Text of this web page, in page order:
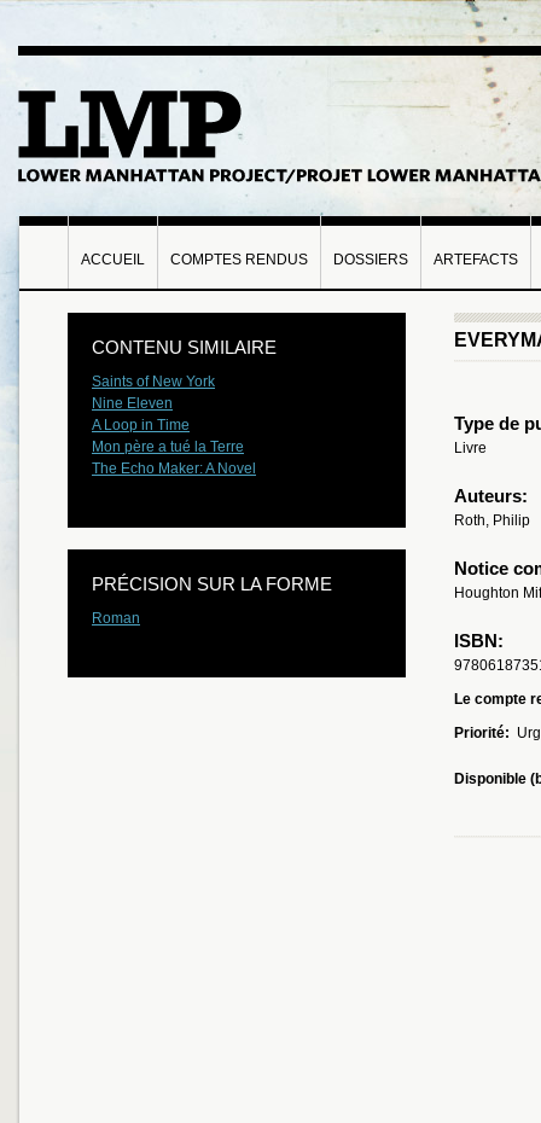
ACCUEIL COMPTES RENDUS DOSSIERS ARTEFACTS
Type de
Livre
Auteurs:
Roth, Philip
Notice
Houghton
ISBN:
Le compte
Priorité:
Disponible
CONTENU SIMILAIRE
Saints of New York
Nine Eleven
A Loop in Time
Mon père a tué la Terre
The Echo Maker: A Novel
PRÉCISION SUR LA FORME
Roman